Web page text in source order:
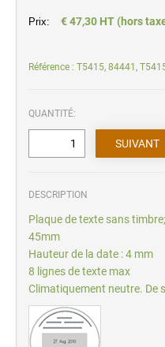
Prix: € 47,30 HT (hors
Référence : T5415, 84441,
QUANTITÉ:
DESCRIPTION
Plaque de texte sans
45mm
Hauteur de la date : 4 mm
8 lignes de texte max
Climatiquement neutre. De